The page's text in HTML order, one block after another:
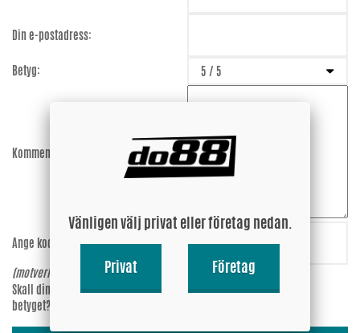
Din e-postadress:
Betyg:
Kommentar:
Ange koden:
jAWptn
(motverkar spam)
Skall din epost-adress synas vid
betyget?
Ja
Vänligen välj privat eller företag nedan.
Privat Företag